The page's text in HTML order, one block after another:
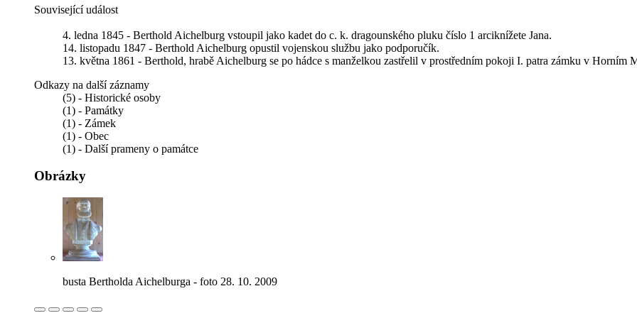
Související událost
4. ledna 1845 - Berthold Aichelburg vstoupil jako kadet do c. k. dragounského pluku číslo 1 arciknížete Jana.
14. listopadu 1847 - Berthold Aichelburg opustil vojenskou službu jako podporučík.
13. května 1861 - Berthold, hrabě Aichelburg se po hádce s manželkou zastřelil v prostředním pokoji I. patra zámku v Horním
Odkazy na další záznamy
(5) - Historické osoby
(1) - Památky
(1) - Zámek
(1) - Obec
(1) - Další prameny o památce
Obrázky
busta Bertholda Aichelburga - foto 28. 10. 2009